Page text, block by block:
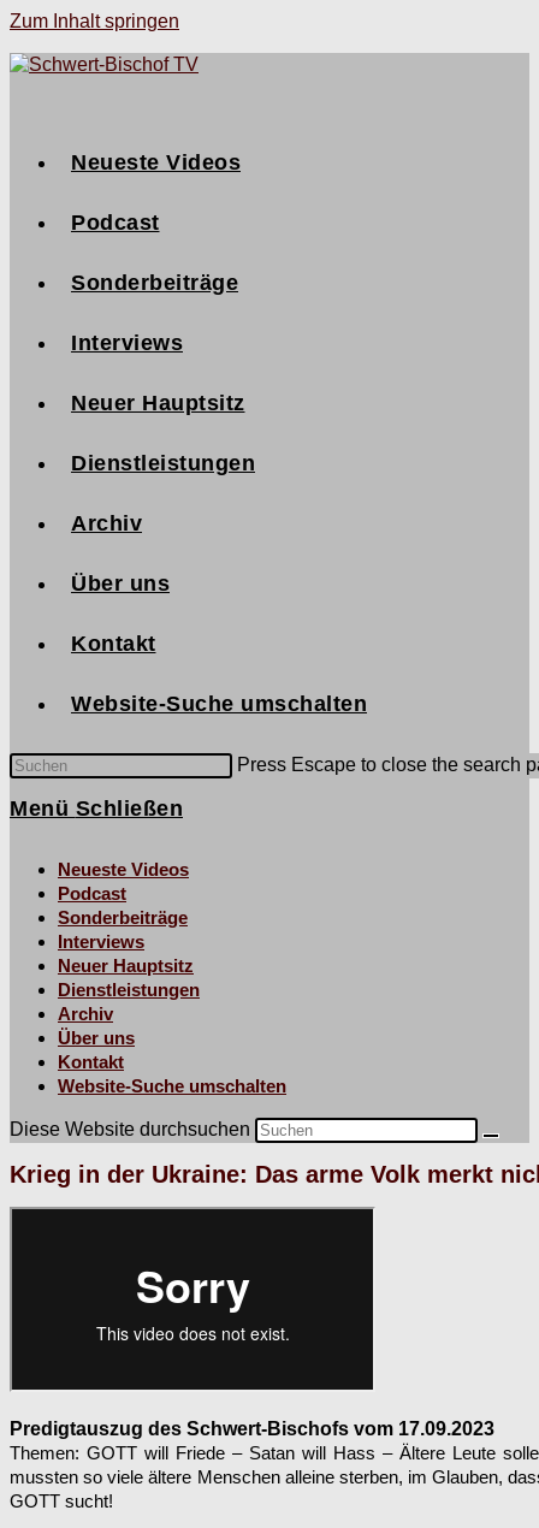
Zum Inhalt springen
Neueste Videos
Podcast
Sonderbeiträge
Interviews
Neuer Hauptsitz
Dienstleistungen
Archiv
Über uns
Kontakt
Website-Suche umschalten
Press Escape to close the search
Menü Schließen
Neueste Videos
Podcast
Sonderbeiträge
Interviews
Neuer Hauptsitz
Dienstleistungen
Archiv
Über uns
Kontakt
Website-Suche umschalten
Diese Website durchsuchen
Krieg in der Ukraine: Das arme Volk merkt
Predig­tauszug des Schw­ert-Bischofs vom 17.09.2023
The­men:GOTT will Friede – Satan will Hass – Ältere Leute
mussten so viele ältere Men­schen alleine ster­ben, im Glauben,
GOTT sucht!